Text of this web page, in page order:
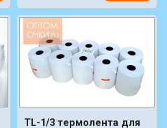
TL-1/3 термолента для